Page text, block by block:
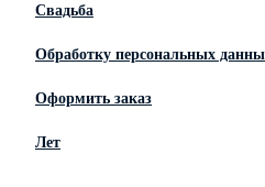
Свадьба
Обработку персональных
Оформить заказ
Лет